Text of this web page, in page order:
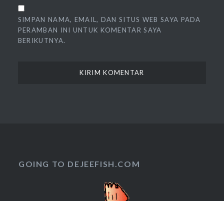
SIMPAN NAMA, EMAIL, DAN SITUS WEB SAYA PADA
PERAMBAN INI UNTUK KOMENTAR SAYA
BERIKUTNYA.
GOING TO DEJEEFISH.COM